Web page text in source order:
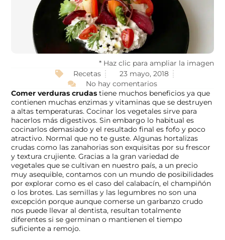
* Haz clic para ampliar la imagen
Recetas
23 mayo, 2018
No hay comentarios
Comer verduras crudastiene muchos beneficios ya que
contienen muchas enzimas y vitaminas que se destruyen
a altas temperaturas. Cocinar los vegetales sirve para
hacerlos más digestivos. Sin embargo lo habitual es
cocinarlos demasiado y el resultado final es fofo y poco
atractivo. Normal que no te guste. Algunas hortalizas
crudas como las zanahorias son exquisitas por su frescor
y textura crujiente. Gracias a la gran variedad de
vegetales que se cultivan en nuestro país, a un precio
muy asequible, contamos con un mundo de posibilidades
por explorar como es el caso del calabacín, el champiñón
o los brotes. Las semillas y las legumbres no son una
excepción porque aunque comerse un garbanzo crudo
nos puede llevar al dentista, resultan totalmente
diferentes si se germinan o mantienen el tiempo
suficiente a remojo.